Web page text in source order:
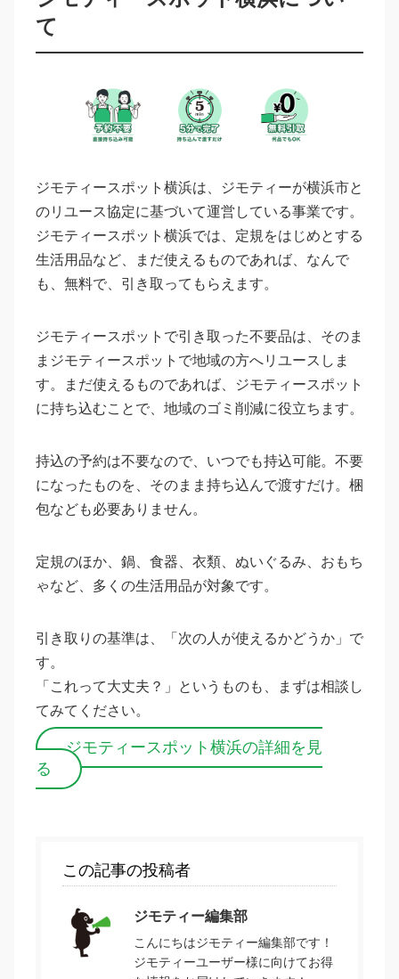
て
ジモティースポット横浜は、ジモティーが横浜市と
のリユース協定に基づいて運営している事業です。
ジモティースポット横浜では、定規をはじめとする
生活用品など、まだ使えるものであれば、なんで
も、無料で、引き取ってもらえます。
ジモティースポットで引き取った不要品は、そのま
まジモティースポットで地域の方へリユースしま
す。まだ使えるものであれば、ジモティースポット
に持ち込むことで、地域のゴミ削減に役立ちます。
持込の予約は不要なので、いつでも持込可能。不要
になったものを、そのまま持ち込んで渡すだけ。梱
包なども必要ありません。
定規のほか、鍋、食器、衣類、ぬいぐるみ、おもち
ゃなど、多くの生活用品が対象です。
引き取りの基準は、「次の人が使えるかどうか」で
す。
「これって大丈夫？」というものも、まずは相談し
てみてください。
ジモティースポット横浜の詳細を見
る
この記事の投稿者
ジモティー編集部
こんにちはジモティー編集部です！
ジモティーユーザー様に向けてお得